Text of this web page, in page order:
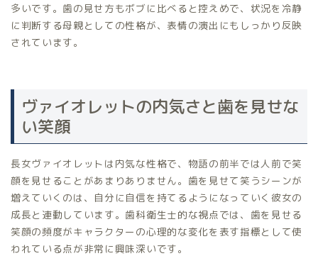
多いです。歯の見せ方もボブに比べると控えめで、状況を冷静
に判断する母親としての性格が、表情の演出にもしっかり反映
されています。
ヴァイオレットの内気さと歯を見せな
い笑顔
長女ヴァイオレットは内気な性格で、物語の前半では人前で笑
顔を見せることがあまりありません。歯を見せて笑うシーンが
増えていくのは、自分に自信を持てるようになっていく彼女の
成長と連動しています。歯科衛生士的な視点では、歯を見せる
笑顔の頻度がキャラクターの心理的な変化を表す指標として使
われている点が非常に興味深いです。